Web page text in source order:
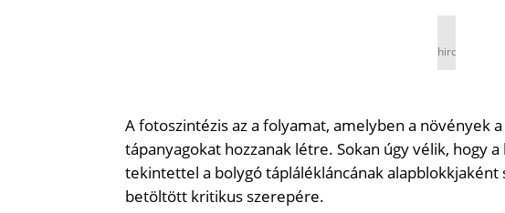
hirdetés
A fotoszintézis az a folyamat, amelyben a növények
tápanyagokat hozzanak létre. Sokan úgy vélik, hogy
tekintettel a bolygó táplálékláncának
betöltött kritikus szerepére.